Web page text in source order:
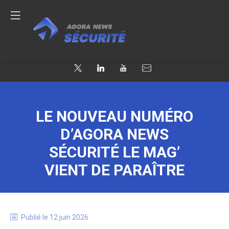
LE NOUVEAU NUMÉRO
D’AGORA NEWS
SÉCURITÉ LE MAG’
VIENT DE PARAÎTRE
Publié le 12 juin 2026